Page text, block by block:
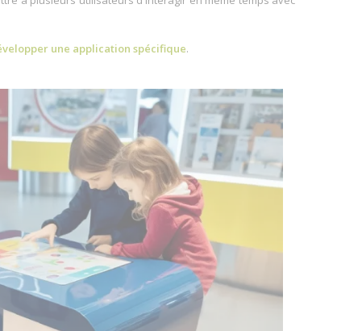
une application spécifique.